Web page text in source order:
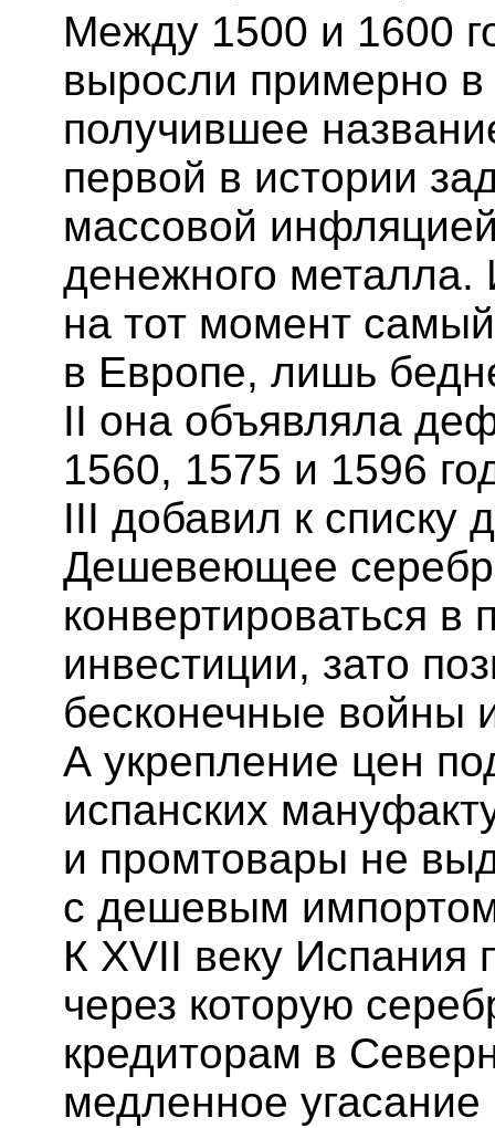
Между 1500 и 1600
выросли примерно
получившее
первой в истории
массовой
денежного
на тот момент
в Европе, лишь
II она объявляла
1560, 1575 и 1596
III добавил к списку
Дешевеющее
конвертироваться в
инвестиции, зато
бесконечные войны
А укрепление цен
испанских
и промтовары не
с дешевым
К XVII веку Испания
через которую
кредиторам в
медленное